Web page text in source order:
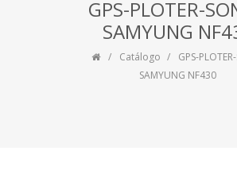
GPS-PLOTER-
SAMYUNG
Catálogo
GPS-
SAMYUNG NF430